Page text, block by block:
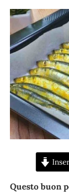
Questo buon